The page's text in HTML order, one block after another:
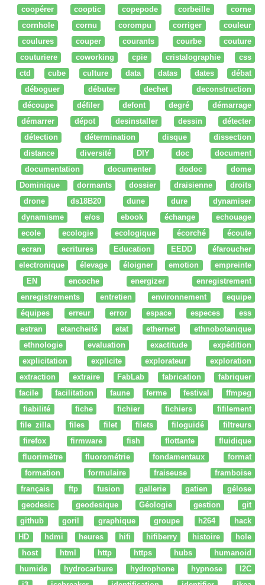
coopérer
cooptic copepode corbeille
corne
cornhole
cornu corompu corriger
couleur
coulures
couper courants courbe
couture
couturiere
coworking cpie cristalographie
css
ctd
cube culture data datas dates
débat
déboguer
débuter dechet
deconstruction
découpe
défiler defont degré
démarrage
démarrer
dépot desinstaller dessin
détecter
détection
détermination disque
dissection
distance
diversité DIY doc
document
documentation
documenter dodoc
dome
Dominique
dormants dossier draisienne
droits
drone
ds18B20 dune dure
dynamiser
dynamisme
e/os ebook échange
echouage
ecole
ecologie ecologique écorché
écoute
ecran
ecritures Education EEDD
éfaroucher
electronique
élevage éloigner emotion
empreinte
EN
encoche energizer
enregistrement
enregistrements
entretien environnement
equipe
équipes
erreur error espace especes
ess
estran
etancheité etat ethernet
ethnobotanique
ethnologie
evaluation exactitude
expédition
explicitation
explicite explorateur
exploration
extraction
extraire FabLab fabrication
fabriquer
facile
facilitation faune ferme festival
ffmpeg
fiabilité
fiche fichier fichiers
fifilement
file zilla
files filet filets filoguidé
filtreurs
firefox
firmware fish flottante
fluidique
fluorimètre
fluorométrie fondamentaux
format
formation
formulaire fraiseuse
framboise
français
ftp fusion gallerie gatien
gélose
geodesic
geodesique Géologie gestion
git
github
goril graphique groupe h264
hack
HD
hdmi heures hifi hifiberry histoire
hole
host
html http https hubs
humanoid
humide
hydrocarbure hydrophone hypnose
I2C